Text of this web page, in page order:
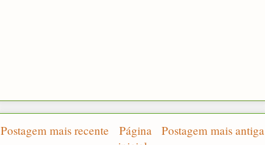
Postagem mais recente Postagem mais antiga
Página